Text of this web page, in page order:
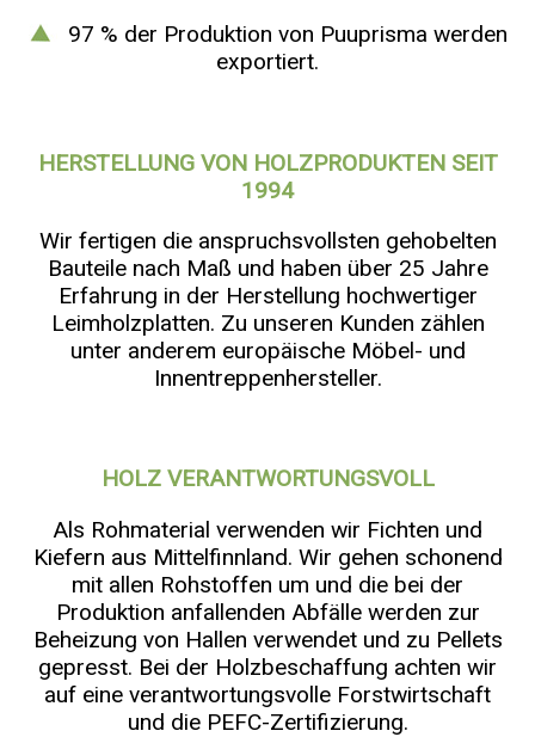
97 % der Produktion von Puuprisma werden
exportiert.
HERSTELLUNG VON HOLZPRODUKTEN SEIT
1994
Wir fertigen die anspruchsvollsten gehobelten
Bauteile nach Maß und haben über 25 Jahre
Erfahrung in der Herstellung hochwertiger
Leimholzplatten. Zu unseren Kunden zählen
unter anderem europäische Möbel- und
Innentreppenhersteller.
HOLZ VERANTWORTUNGSVOLL
Als Rohmaterial verwenden wir Fichten und
Kiefern aus Mittelfinnland. Wir gehen schonend
mit allen Rohstoffen um und die bei der
Produktion anfallenden Abfälle werden zur
Beheizung von Hallen verwendet und zu Pellets
gepresst. Bei der Holzbeschaffung achten wir
auf eine verantwortungsvolle Forstwirtschaft
und die PEFC-Zertifizierung.